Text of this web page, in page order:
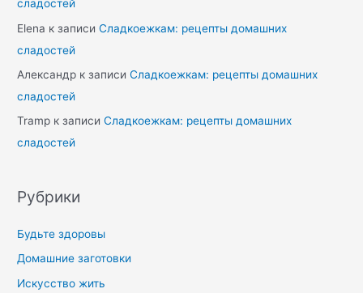
сладостей
Elena к записиСладкоежкам: рецепты домашних
сладостей
Александр к записиСладкоежкам: рецепты домашних
сладостей
Tramp к записиСладкоежкам: рецепты домашних
сладостей
Рубрики
Будьте здоровы
Домашние заготовки
Искусство жить